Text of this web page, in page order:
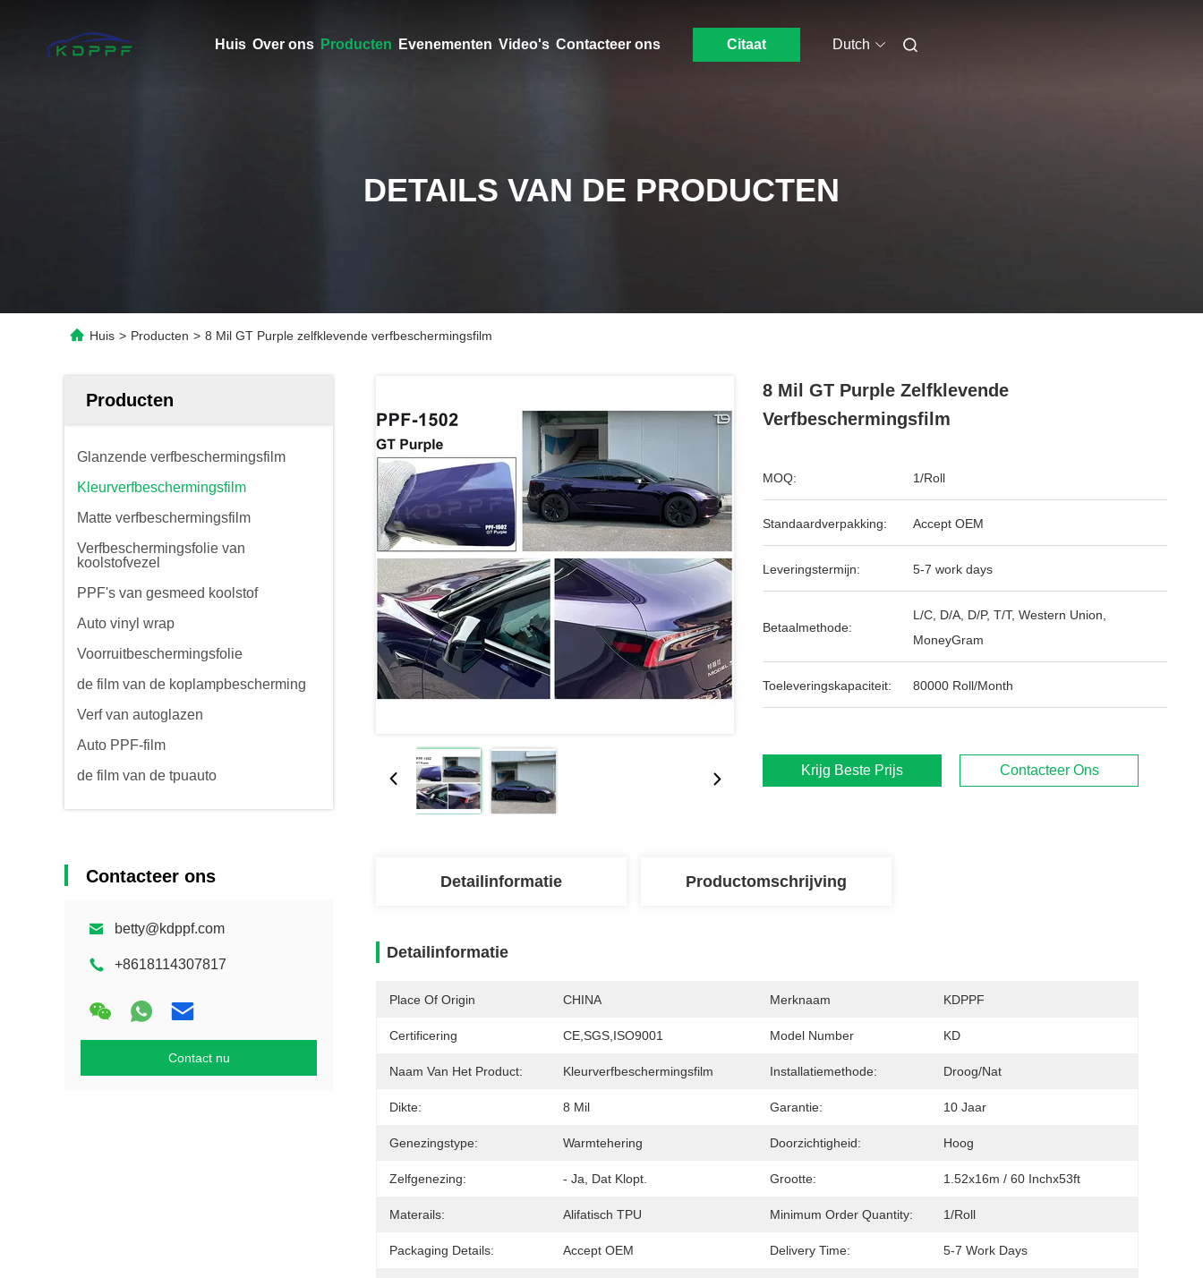
Huis Over ons Producten Evenementen Video's Contacteer ons Citaat Dutch
DETAILS VAN DE PRODUCTEN
Huis > Producten > 8 Mil GT Purple zelfklevende verfbeschermingsfilm
Producten
Glanzende verfbeschermingsfilm
Kleurverfbeschermingsfilm
Matte verfbeschermingsfilm
Verfbeschermingsfolie van
koolstofvezel
PPF's van gesmeed koolstof
Auto vinyl wrap
Voorruitbeschermingsfolie
de film van de koplampbescherming
Verf van autoglazen
Auto PPF-film
de film van de tpuauto
Contacteer ons
betty@kdppf.com
+8618114307817
Contact nu
8 Mil GT Purple Zelfklevende
Verfbeschermingsfilm
MOQ: 1/Roll
Standaardverpakking: Accept OEM
Leveringstermijn: 5-7 work days
Betaalmethode:
L/C, D/A, D/P, T/T, Western Union,
MoneyGram
Toeleveringskapaciteit: 80000 Roll/Month
Krijg Beste Prijs Contacteer Ons
Detailinformatie Productomschrijving
Detailinformatie
Place Of Origin CHINA Merknaam KDPPF
Certificering CE,SGS,ISO9001 Model Number KD
Naam Van Het Product: Kleurverfbeschermingsfilm Installatiemethode: Droog/Nat
Dikte: 8 Mil Garantie: 10 Jaar
Genezingstype: Warmtehering Doorzichtigheid: Hoog
Zelfgenezing: - Ja, Dat Klopt. Grootte: 1.52x16m / 60 Inchx53ft
Materails: Alifatisch TPU Minimum Order Quantity: 1/Roll
Packaging Details: Accept OEM Delivery Time: 5-7 Work Days